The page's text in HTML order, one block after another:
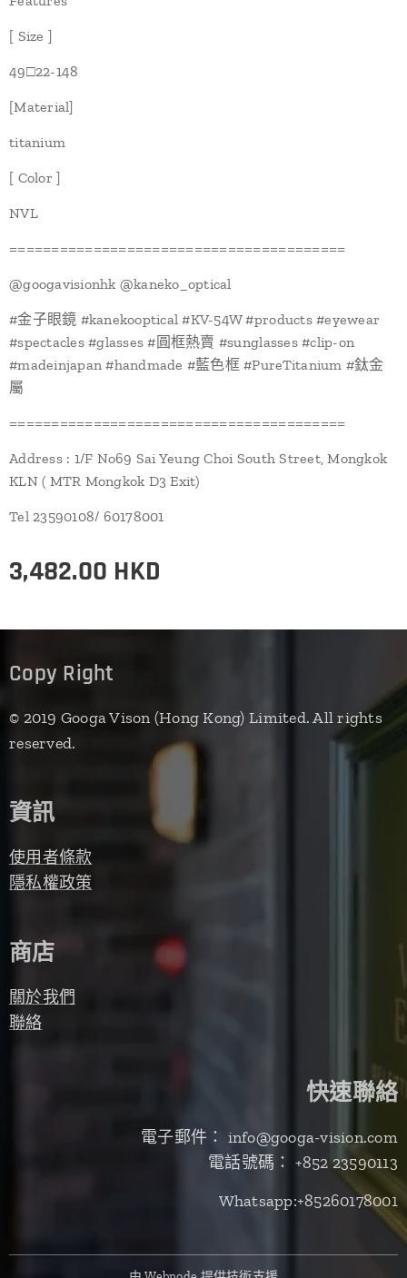
[ Size ]
49□22-148
[Material]
titanium
[ Color ]
NVL
========================================
@googavisionhk @kaneko_optical
#金子眼鏡 #kanekooptical #KV-54W #products #eyewear
#spectacles #glasses #圓框熱賣 #sunglasses #clip-on
#madeinjapan #handmade #藍色框 #PureTitanium #鈦金
屬
========================================
Address : 1/F No69 Sai Yeung Choi South Street, Mongkok
KLN ( MTR Mongkok D3 Exit)
Tel 23590108/ 60178001
3,482.00 HKD
Copy Right
© 2019 Googa Vison (Hong Kong) Limited. All rights
reserved.
資訊
使用者條款
隱私權政策
商店
關於我們
聯絡
快速聯絡
電子郵件： info@googa-vision.com
電話號碼： +852 23590113
Whatsapp:+85260178001